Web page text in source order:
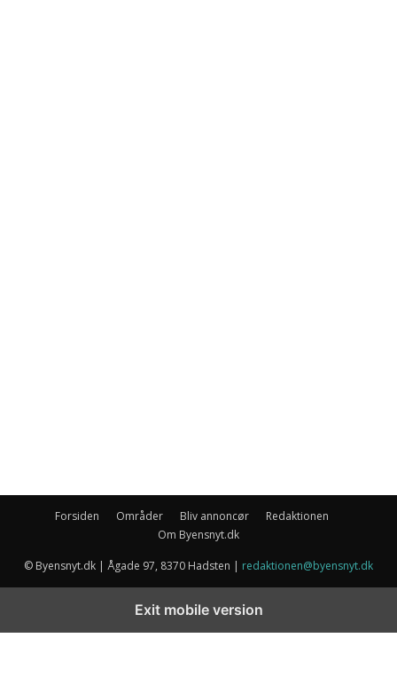
Forsiden Områder Bliv annoncør
Redaktionen
Om Byensnyt.dk
© Byensnyt.dk | Ågade 97, 8370 Hadsten | redaktionen@byensnyt.dk
Exit mobile version